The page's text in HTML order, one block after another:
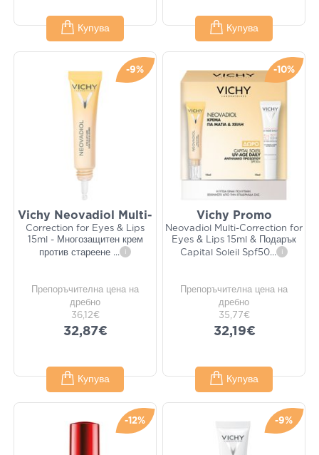
Купува Купува
-9%
Vichy Neovadiol Multi-
Correction for Eyes & Lips
15ml - Многозащитен крем
против стареене ... i
Препоръчителна цена на
дребно
36,12€
32,87€
Купува
-10%
Vichy Promo
Neovadiol Multi-Correction for
Eyes & Lips 15ml & Подарък
Capital Soleil Spf50... i
Препоръчителна цена на
дребно
35,77€
32,19€
Купува
-12% -9%